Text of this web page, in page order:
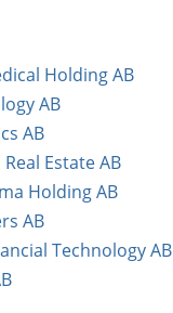
Holding AB
AB
AB
Estate AB
Holding AB
AB
Technology AB